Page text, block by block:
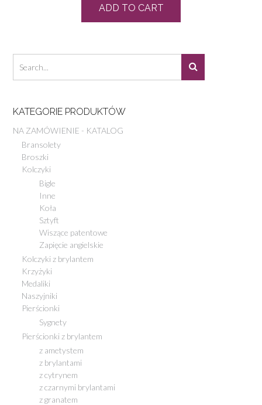
ADD TO CART
KATEGORIE PRODUKTÓW
NA ZAMÓWIENIE - KATALOG
Bransolety
Broszki
Kolczyki
Bigle
Inne
Koła
Sztyft
Wiszące patentowe
Zapięcie angielskie
Kolczyki z brylantem
Krzyżyki
Medaliki
Naszyjniki
Pierścionki
Sygnety
Pierścionki z brylantem
z ametystem
z brylantami
z cytrynem
z czarnymi brylantami
z granatem